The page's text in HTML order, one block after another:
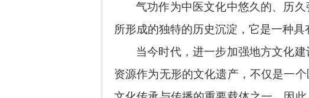
气功作为中医文化中悠久的、历
所形成的独特的历史沉淀，它是一种具
当今时代，进一步加强地方文化
资源作为无形的文化遗产，不仅是一